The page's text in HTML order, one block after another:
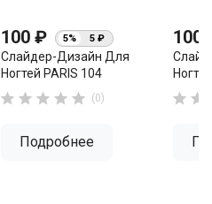
100 ₽ 5% 5 ₽
Слайдер-Дизайн Для
Ногтей PARIS 104
     (0)
Подробнее
100
 